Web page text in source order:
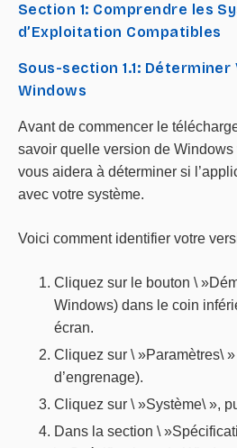
Section 1: Comprendre les
d’Exploitation Compatibles
Sous-section 1.1:
Windows
Avant de commencer le
savoir quelle version de
vous aidera à déterminer si
avec votre système.
Voici comment identifier votre
Cliquez sur le bouton \
Windows) dans le coin
écran.
Cliquez sur \ »Paramètres\
d’engrenage).
Cliquez sur \ »Système\ »,
Dans la section \